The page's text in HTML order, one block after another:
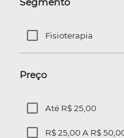
Fisioterapia
Preço
Até R$ 25,00
R$ 25,00 A R$